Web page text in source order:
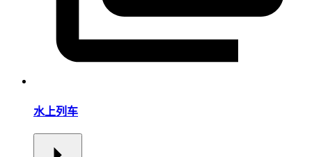
水上列车